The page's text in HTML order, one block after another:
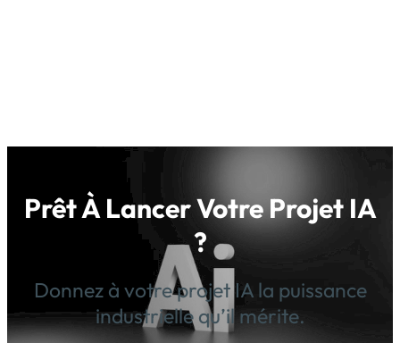
Prêt À Lancer Votre Projet IA
?
Donnez à votre projet IA la puissance
industrielle qu’il mérite.